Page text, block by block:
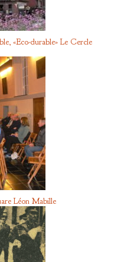
«Eco-durable» Le Cercle
Léon Mabille